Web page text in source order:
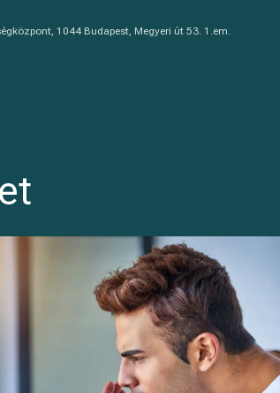
1044 Budapest, Megyeri út 53. 1.em.